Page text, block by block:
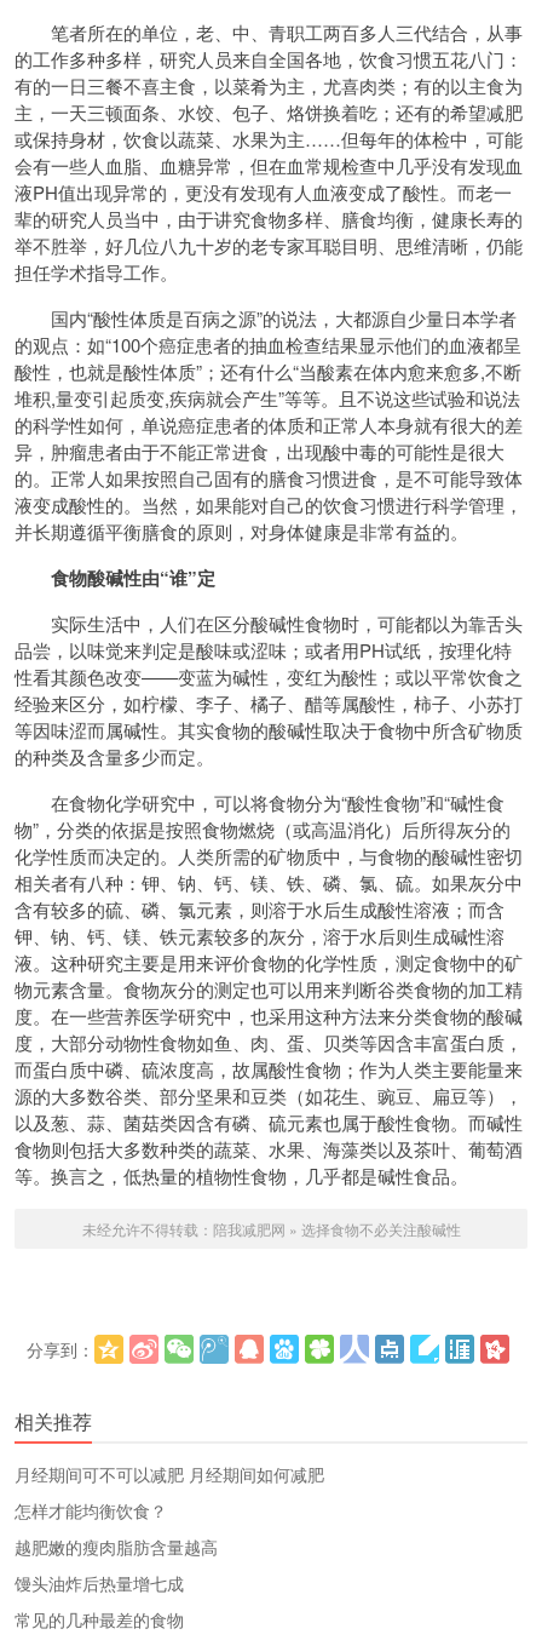
笔者所在的单位，老、中、青职工两百多人三代结合，从事
的工作多种多样，研究人员来自全国各地，饮食习惯五花八门：
有的一日三餐不喜主食，以菜肴为主，尤喜肉类；有的以主食为
主，一天三顿面条、水饺、包子、烙饼换着吃；还有的希望减肥
或保持身材，饮食以蔬菜、水果为主……但每年的体检中，可能
会有一些人血脂、血糖异常，但在血常规检查中几乎没有发现血
液PH值出现异常的，更没有发现有人血液变成了酸性。而老一
辈的研究人员当中，由于讲究食物多样、膳食均衡，健康长寿的
举不胜举，好几位八九十岁的老专家耳聪目明、思维清晰，仍能
担任学术指导工作。
国内“酸性体质是百病之源”的说法，大都源自少量日本学者
的观点：如“100个癌症患者的抽血检查结果显示他们的血液都呈
酸性，也就是酸性体质”；还有什么“当酸素在体内愈来愈多,不断
堆积,量变引起质变,疾病就会产生”等等。且不说这些试验和说法
的科学性如何，单说癌症患者的体质和正常人本身就有很大的差
异，肿瘤患者由于不能正常进食，出现酸中毒的可能性是很大
的。正常人如果按照自己固有的膳食习惯进食，是不可能导致体
液变成酸性的。当然，如果能对自己的饮食习惯进行科学管理，
并长期遵循平衡膳食的原则，对身体健康是非常有益的。
食物酸碱性由“谁”定
实际生活中，人们在区分酸碱性食物时，可能都以为靠舌头
品尝，以味觉来判定是酸味或涩味；或者用PH试纸，按理化特
性看其颜色改变——变蓝为碱性，变红为酸性；或以平常饮食之
经验来区分，如柠檬、李子、橘子、醋等属酸性，柿子、小苏打
等因味涩而属碱性。其实食物的酸碱性取决于食物中所含矿物质
的种类及含量多少而定。
在食物化学研究中，可以将食物分为“酸性食物”和“碱性食
物”，分类的依据是按照食物燃烧（或高温消化）后所得灰分的
化学性质而决定的。人类所需的矿物质中，与食物的酸碱性密切
相关者有八种：钾、钠、钙、镁、铁、磷、氯、硫。如果灰分中
含有较多的硫、磷、氯元素，则溶于水后生成酸性溶液；而含
钾、钠、钙、镁、铁元素较多的灰分，溶于水后则生成碱性溶
液。这种研究主要是用来评价食物的化学性质，测定食物中的矿
物元素含量。食物灰分的测定也可以用来判断谷类食物的加工精
度。在一些营养医学研究中，也采用这种方法来分类食物的酸碱
度，大部分动物性食物如鱼、肉、蛋、贝类等因含丰富蛋白质，
而蛋白质中磷、硫浓度高，故属酸性食物；作为人类主要能量来
源的大多数谷类、部分坚果和豆类（如花生、豌豆、扁豆等），
以及葱、蒜、菌菇类因含有磷、硫元素也属于酸性食物。而碱性
食物则包括大多数种类的蔬菜、水果、海藻类以及茶叶、葡萄酒
等。换言之，低热量的植物性食物，几乎都是碱性食品。
未经允许不得转载： 陪我减肥网 » 选择食物不必关注酸碱性
分享到：
相关推荐
​月经期间可不可以减肥 月经期间如何减肥
怎样才能均衡饮食？
越肥嫩的瘦肉脂肪含量越高
馒头油炸后热量增七成
常见的几种最差的食物